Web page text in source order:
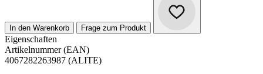
In den Warenkorb Frage zum Produkt
Eigenschaften
Artikelnummer (EAN)
4067282263987 (ALITE)